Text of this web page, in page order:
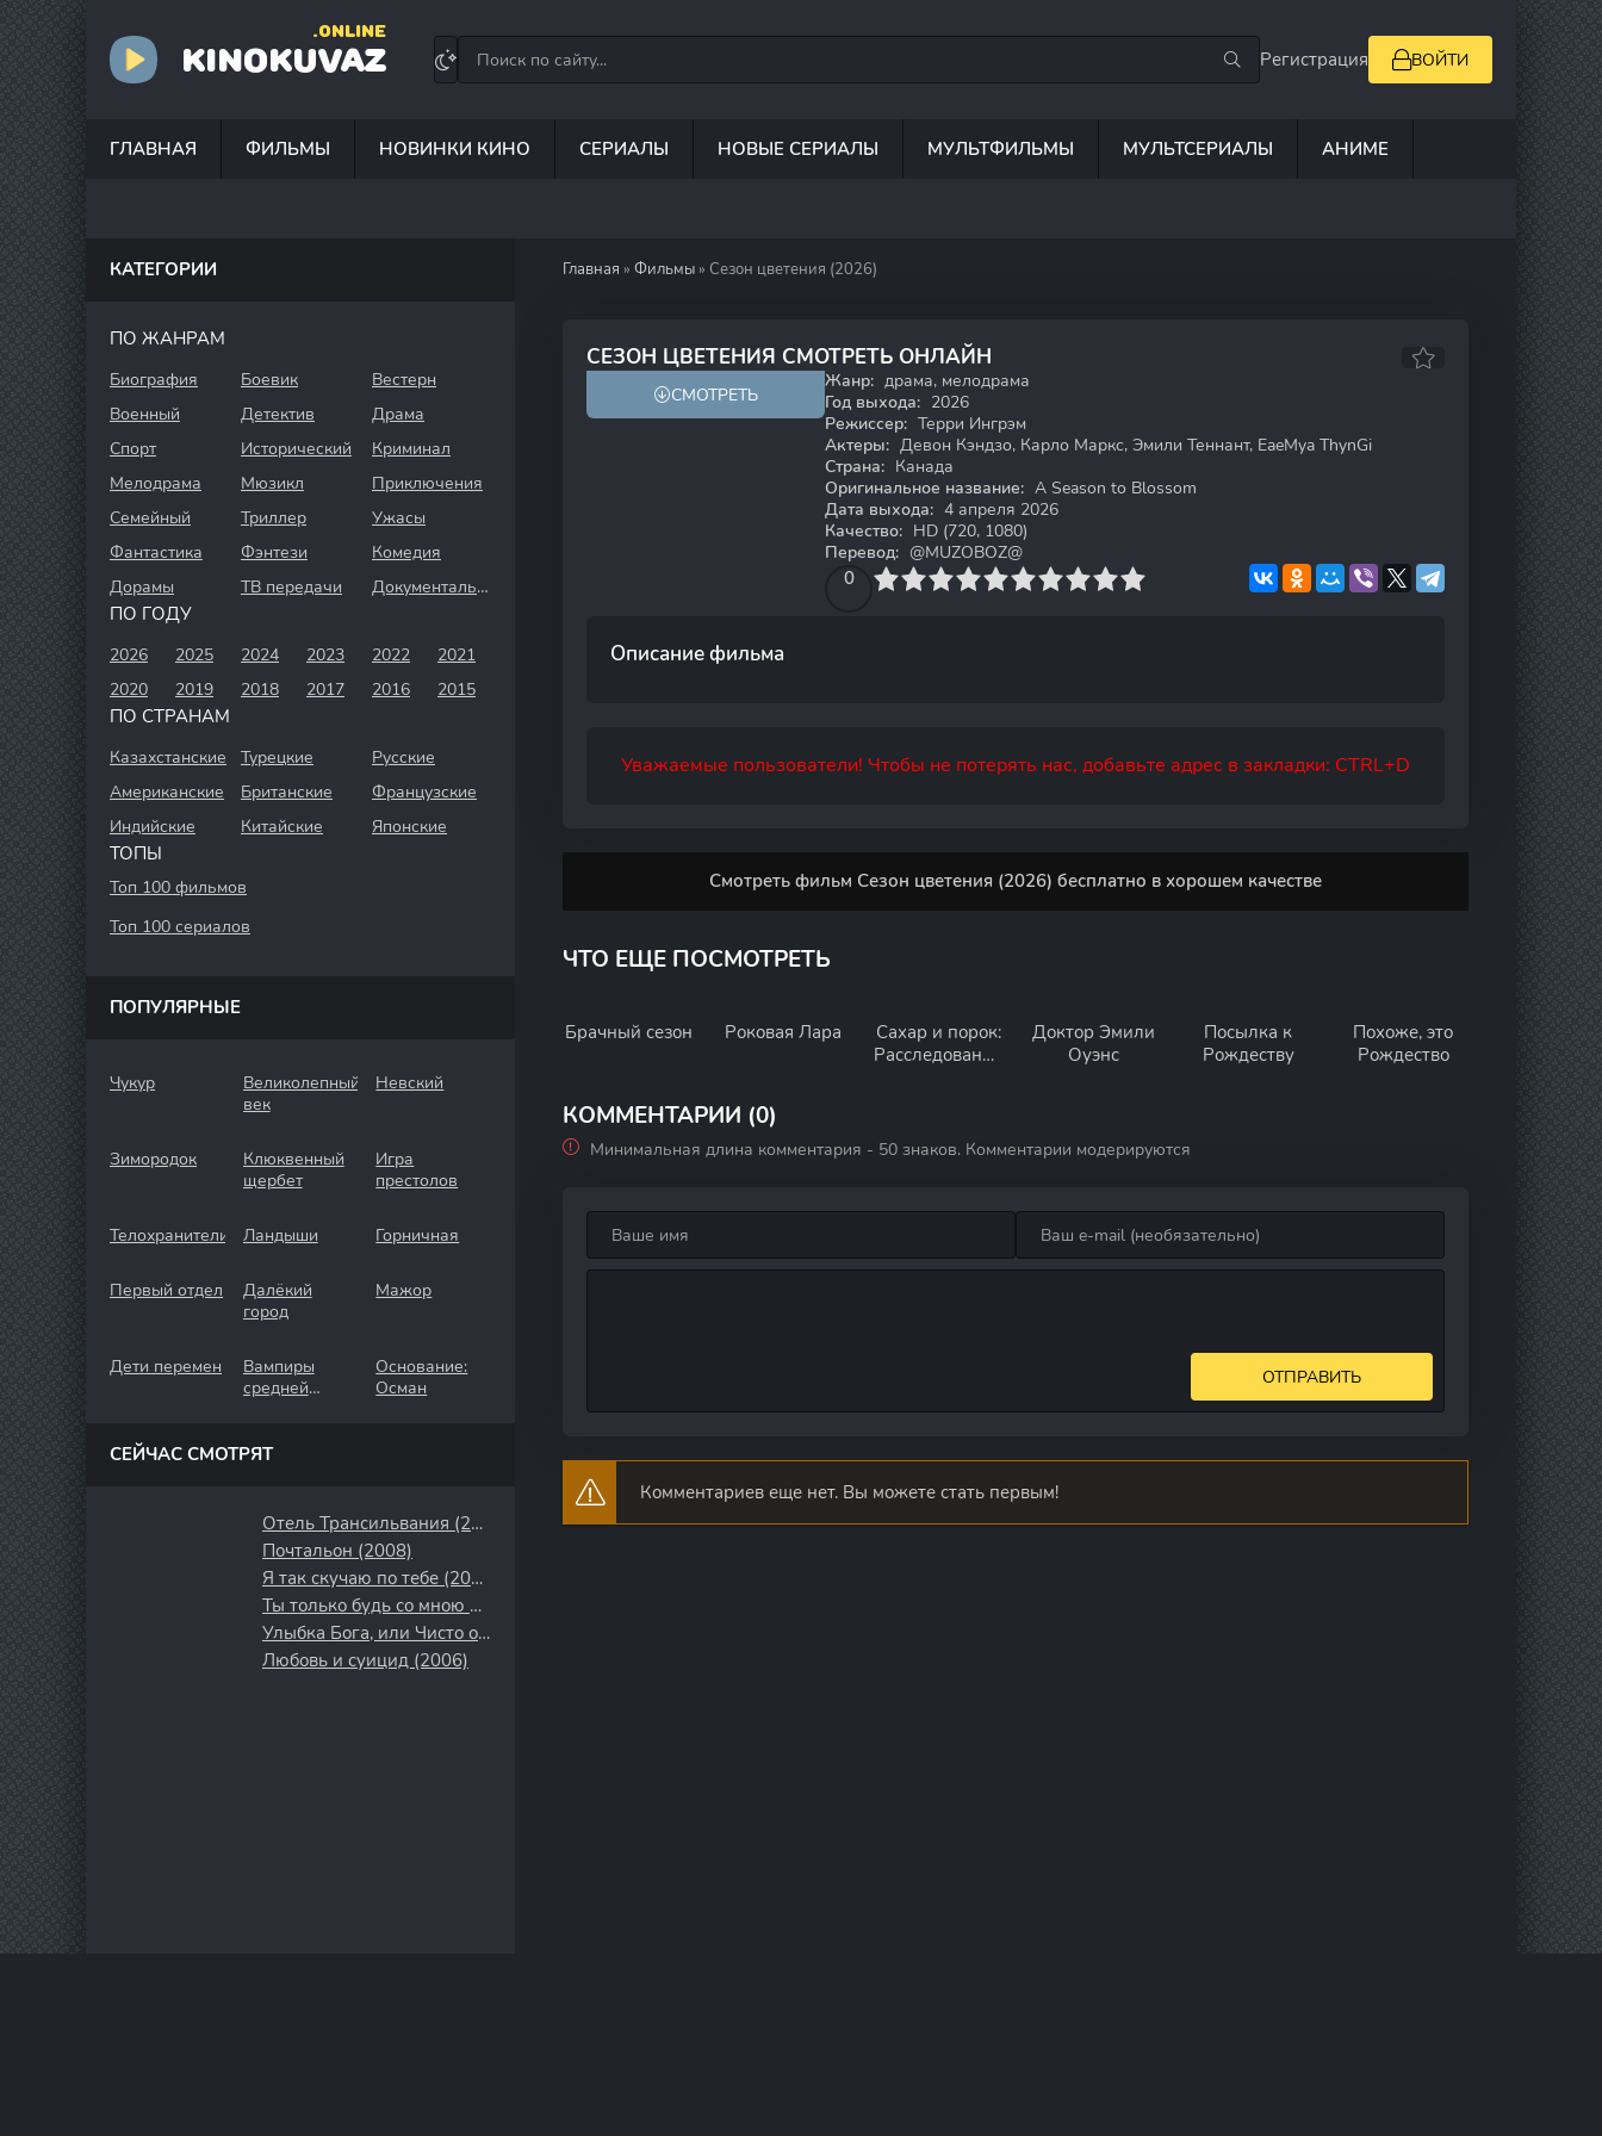
KINOKUVAZ
.ONLINE
Регистрация ВОЙТИ
ГЛАВНАЯ ФИЛЬМЫ НОВИНКИ КИНО СЕРИАЛЫ НОВЫЕ СЕРИАЛЫ МУЛЬТФИЛЬМЫ МУЛЬТСЕРИАЛЫ АНИМЕ
Главная » Фильмы » Сезон цветения (2026)
СЕЗОН ЦВЕТЕНИЯ СМОТРЕТЬ ОНЛАЙН
СМОТРЕТЬ
Жанр: драма, мелодрама
Год выхода: 2026
Режиссер: Терри Ингрэм
Актеры: Девон Кэндзо, Карло Маркс, Эмили Теннант, EaeMya ThynGi
Страна: Канада
Оригинальное название: A Season to Blossom
Дата выхода: 4 апреля 2026
Качество: HD (720, 1080)
Перевод: @MUZOBOZ@
0
4 6 7 8 9 10
Описание фильма
Уважаемые пользователи! Чтобы не потерять нас, добавьте адрес в закладки: CTRL+D
Смотреть фильм Сезон цветения (2026) бесплатно в хорошем качестве
ЧТО ЕЩЕ ПОСМОТРЕТЬ
Брачный сезон Роковая Лара
Сахар и порок:
Расследование
Доктор Эмили
Оуэнс
Посылка к
Рождеству
Похоже, это
Рождество
КОММЕНТАРИИ (0)
Минимальная длина комментария - 50 знаков. Комментарии модерируются
ОТПРАВИТЬ
Комментариев еще нет. Вы можете стать первым!
КАТЕГОРИИ
ПО ЖАНРАМ
Биография Боевик
Вестерн
Военный
Детектив
Драма
Спорт
Исторический
Криминал
Мелодрама
Мюзикл
Приключения
Семейный
Триллер
Ужасы
Фантастика
Фэнтези
Комедия
Дорамы
ТВ передачи Документальный
ПО ГОДУ
2026 2025 2024 2023 2022
2021
2020
2019 2018 2017 2016 2015
ПО СТРАНАМ
Казахстанские Турецкие
Русские
Американские
Британские
Французские
Индийские
Китайские Японские
ТОПЫ
Топ 100 фильмов
Топ 100 сериалов
ПОПУЛЯРНЫЕ
Чукур
Великолепный
век
Невский
Зимородок
Клюквенный
щербет
Игра
престолов
Телохранители Ландыши Горничная
Первый отдел
Далёкий
город
Мажор
Дети перемен
Вампиры
средней
Основание:
Осман
СЕЙЧАС СМОТРЯТ
Отель Трансильвания (2017)
Почтальон (2008)
Я так скучаю по тебе (2023)
Ты только будь со мною рядом (2019)
Улыбка Бога, или Чисто одесская история (2008)
Любовь и суицид (2006)